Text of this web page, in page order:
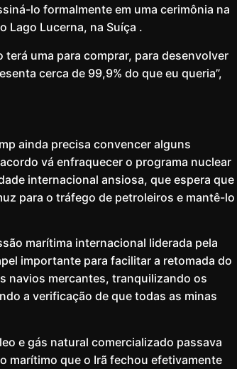
lo formalmente em uma cerimônia na
Lago Lucerna, na Suíça .
terá uma para comprar, para desenvolver
cerca de 99,9% do que eu queria”,
ainda precisa convencer alguns
vá enfraquecer o programa nuclear
internacional ansiosa, que espera que
para o tráfego de petroleiros e mantê-lo
marítima internacional liderada pela
importante para facilitar a retomada do
navios mercantes, tranquilizando os
a verificação de que todas as minas
e gás natural comercializado passava
marítimo que o Irã fechou efetivamente